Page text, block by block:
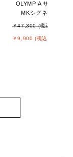
OLYMPIA サンダル -
MKシグネチャー
￥47,300 (税込)
￥9,900 (税込)